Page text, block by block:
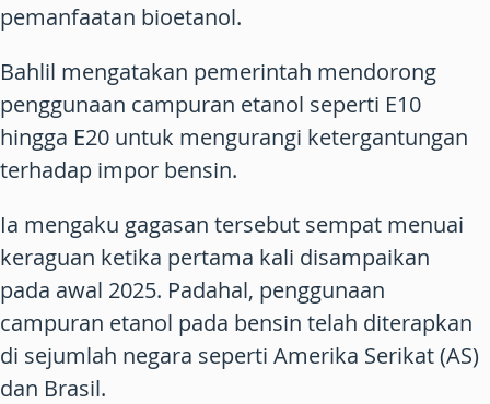
pemanfaatan bioetanol.
Bahlil mengatakan pemerintah mendorong
penggunaan campuran etanol seperti E10
hingga E20 untuk mengurangi ketergantungan
terhadap impor bensin.
Ia mengaku gagasan tersebut sempat menuai
keraguan ketika pertama kali disampaikan
pada awal 2025. Padahal, penggunaan
campuran etanol pada bensin telah diterapkan
di sejumlah negara seperti Amerika Serikat (AS)
dan Brasil.